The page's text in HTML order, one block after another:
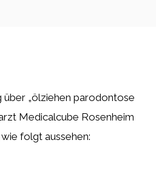
über „ölziehen parodontose
Medicalcube Rosenheim
folgt aussehen: